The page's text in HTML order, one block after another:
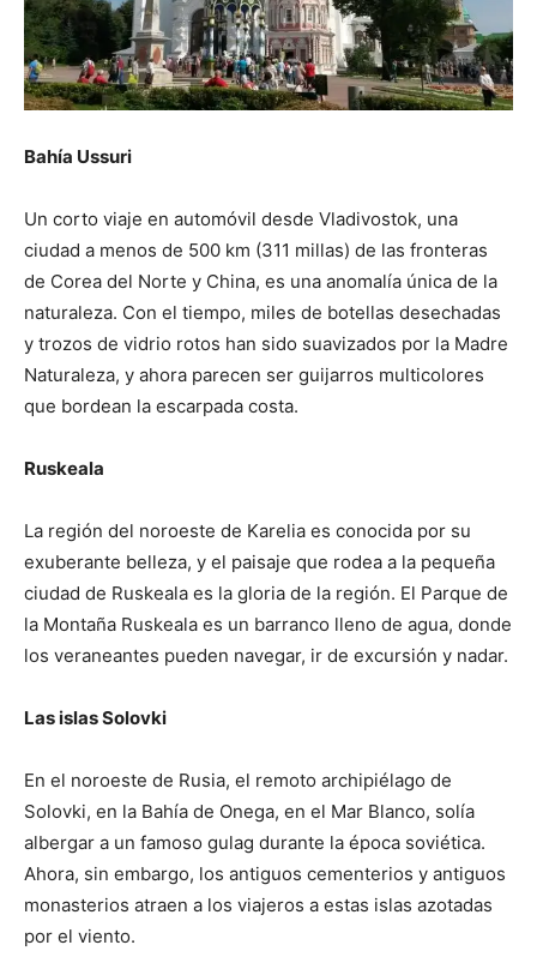
Bahía Ussuri
Un corto viaje en automóvil desde Vladivostok, una
ciudad a menos de 500 km (311 millas) de las fronteras
de Corea del Norte y China, es una anomalía única de la
naturaleza. Con el tiempo, miles de botellas desechadas
y trozos de vidrio rotos han sido suavizados por la Madre
Naturaleza, y ahora parecen ser guijarros multicolores
que bordean la escarpada costa.
Ruskeala
La región del noroeste de Karelia es conocida por su
exuberante belleza, y el paisaje que rodea a la pequeña
ciudad de Ruskeala es la gloria de la región. El Parque de
la Montaña Ruskeala es un barranco lleno de agua, donde
los veraneantes pueden navegar, ir de excursión y nadar.
Las islas Solovki
En el noroeste de Rusia, el remoto archipiélago de
Solovki, en la Bahía de Onega, en el Mar Blanco, solía
albergar a un famoso gulag durante la época soviética.
Ahora, sin embargo, los antiguos cementerios y antiguos
monasterios atraen a los viajeros a estas islas azotadas
por el viento.